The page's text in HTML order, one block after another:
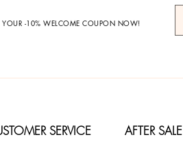
YOUR -10% WELCOME COUPON NOW!
SERVICE AFTER SALE